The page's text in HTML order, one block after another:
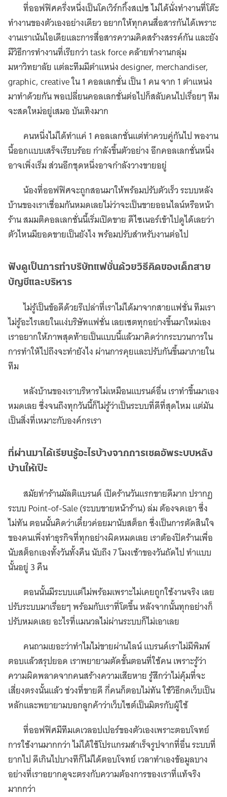
ที่ออฟฟิศครึ่งหนึ่งเป็นโคเวิร์กกิ้งสเปซ ไม่ได้นั่งทำงานที่โต๊ะ
ทำงานของตัวเองอย่างเดียว อยากให้ทุกคนสื่อสารกันได้เพราะ
งานเราเน้นไอเดียและการสื่อสารความคิดสร้างสรรค์กัน และยัง
มีวิธีการทำงานที่เรียกว่า task force คล้ายทำงานกลุ่ม
มหาวิทยาลัย แต่ละทีมมีตำแหน่ง designer, merchandiser,
graphic, creative ใน 1 คอลเลกชั่น เป็น 1 คน จาก 1 ตำแหน่ง
มาทำด้วยกัน พอเปลี่ยนคอลเลกชั่นต่อไปก็สลับคนไปเรื่อยๆ ทีม
จะสดใหม่อยู่เสมอ บันเทิงมาก
คนหนึ่งไม่ได้ทำแค่ 1 คอลเลกชั่นแต่ทำควบคู่กันไป พองาน
นี้ออกแบบเสร็จเรียบร้อย กำลังขึ้นตัวอย่าง อีกคอลเลกชั่นหนึ่ง
อาจเพิ่งเริ่ม ส่วนอีกชุดหนึ่งอาจกำลังวางขายอยู่
น้องที่ออฟฟิศจะถูกสอนมาให้พร้อมปรับตัวเร็ว ระบบหลัง
บ้านของเราเชื่อมกันหมดเลยไม่ว่าจะเป็นขายออนไลน์หรือหน้า
ร้าน สมมติคอลเลกชั่นนี้เริ่มเปิดขาย ดีไซเนอร์เข้าไปดูได้เลยว่า
ตัวไหนมียอดขายเป็นยังไง พร้อมปรับสำหรับงานต่อไป
ฟังดูเป็นการทำบริษัทแฟชั่นด้วยวิธีคิดของเด็กสาย
บัญชีและบริหาร
ไม่รู้เป็นข้อดีด้วยรึเปล่าที่เราไม่ได้มาจากสายแฟชั่น ทีมเรา
ไม่รู้อะไรเลยในแง่บริษัทแฟชั่น เลยเซตทุกอย่างขึ้นมาใหม่เอง
เราอยากให้ภาพสุดท้ายเป็นแบบนี้แล้วมาคิดว่ากระบวนการใน
การทำให้ไปถึงจะทำยังไง ผ่านการคุยและปรับกันขึ้นมาภายใน
ทีม
หลังบ้านของเราบริหารไม่เหมือนแบรนด์อื่น เราทำขึ้นมาเอง
หมดเลย ซึ่งจนถึงทุกวันนี้ก็ไม่รู้ว่าเป็นระบบที่ดีที่สุดไหม แต่มัน
เป็นสิ่งที่เหมาะกับองค์กรเรา
ที่ผ่านมาได้เรียนรู้อะไรบ้างจากการเซตอัพระบบหลัง
บ้านให้เป๊ะ
สมัยทำร้านมัลติแบรนด์ เปิดร้านวันแรกขายดีมาก ปรากฏ
ระบบ Point-of-Sale (ระบบขายหน้าร้าน) ล่ม ต้องจดเอา ซึ่ง
ไม่ทัน ตอนนั้นคิดว่าเดี๋ยวค่อยมานับสต็อก ซึ่งเป็นการตัดสินใจ
ของคนเพิ่งทำธุรกิจที่ทุกอย่างผิดหมดเลย เราต้องปิดร้านเพื่อ
นับสต็อกเองทั้งวันทั้งคืน นับถึง 7 โมงเช้าของวันถัดไป ทำแบบ
นั้นอยู่ 3 คืน
ตอนนั้นมีระบบแต่ไม่พร้อมเพราะไม่เคยถูกใช้งานจริง เลย
ปรับระบบมาเรื่อยๆ พร้อมกับเราที่โตขึ้น หลังจากนั้นทุกอย่างก็
ปรับหมดเลย อะไรที่แมนวลไม่ผ่านระบบก็ไม่เอาเลย
คนถามเยอะว่าทำไมไม่ขายผ่านไลน์ แบรนด์เราไม่มีพิมพ์
ตอบแล้วสรุปยอด เราพยายามตัดขั้นตอนที่ใช้คน เพราะรู้ว่า
ความผิดพลาดจากคนสร้างความเสียหาย รู้สึกว่าไม่คุ้มที่จะ
เสี่ยงตรงนั้นแล้ว ช่วงที่ขายดี กี่คนก็ตอบไม่ทัน ใช้วิธีกดเว็บเป็น
หลักและพยายามบอกลูกค้าว่าเว็บไซต์เป็นมิตรกับผู้ใช้
ที่ออฟฟิศมีทีมเดเวลอปเปอร์ของตัวเองเพราะตอบโจทย์
การใช้งานมากกว่า ไม่ได้ใช้โปรแกรมสำเร็จรูปจากที่อื่น ระบบที่
ยากไป ดีเกินไปบางทีก็ไม่ได้ตอบโจทย์ เวลาทำเองข้อมูลบาง
อย่างที่เราอยากดูจะตรงกับความต้องการของเราที่แท้จริง
มากกว่า